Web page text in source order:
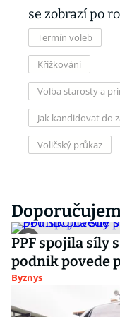
se zobrazí po
Termín voleb
Křížkování
Volba starosty a
Jak kandidovat do
Voličský průkaz
PPF spojila síly
podnik povede
Byznys